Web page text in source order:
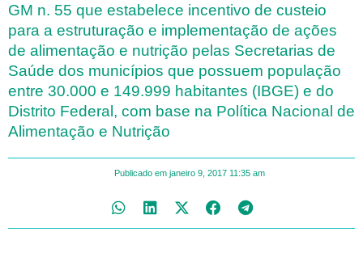
GM n. 55 que estabelece incentivo de custeio
para a estruturação e implementação de ações
de alimentação e nutrição pelas Secretarias de
Saúde dos municípios que possuem população
entre 30.000 e 149.999 habitantes (IBGE) e do
Distrito Federal, com base na Política Nacional de
Alimentação e Nutrição
Publicado em janeiro 9, 2017 11:35 am